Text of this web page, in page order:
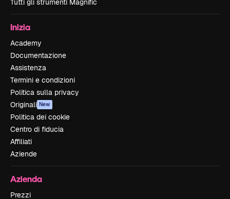
Tutti gli strumenti Magnific
Inizia
Academy
Documentazione
Assistenza
Termini e condizioni
Politica sulla privacy
Originali New
Politica dei cookie
Centro di fiducia
Affiliati
Aziende
Azienda
Prezzi